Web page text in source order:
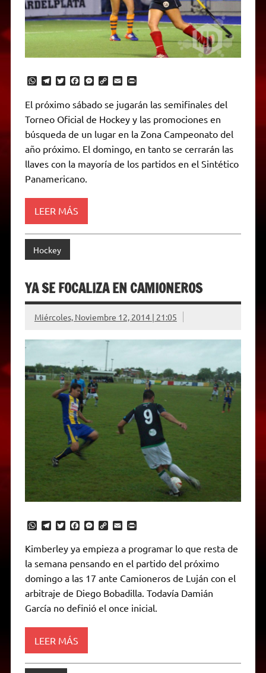
W
t
s
p
p
T
e
g
a
m
T
t
t
r
F
c
e
b
o
k
M
s
s
e
n
g
e
C
y
L
n
k
E
i
l
P
n
t
F
r
i
n
El próximo sábado se jugarán las semifinales del
Torneo Oficial de Hockey y las promociones en
búsqueda de un lugar en la Zona Campeonato del
año próximo. El domingo, en tanto se cerrarán las
llaves con la mayoría de los partidos en el Sintético
Panamericano.
LEER MÁS
Hockey
YA SE FOCALIZA EN CAMIONEROS
Miércoles, Noviembre 12, 2014 | 21:05
W
t
s
p
p
T
e
g
a
m
T
t
t
e
r
F
e
b
o
k
M
s
e
n
g
e
r
C
y
L
i
n
k
E
i
l
P
n
t
F
r
i
n
Kimberley ya empieza a programar lo que resta de
la semana pensando en el partido del próximo
domingo a las 17 ante Camioneros de Luján con el
arbitraje de Diego Bobadilla. Todavía Damián
García no definió el once inicial.
LEER MÁS